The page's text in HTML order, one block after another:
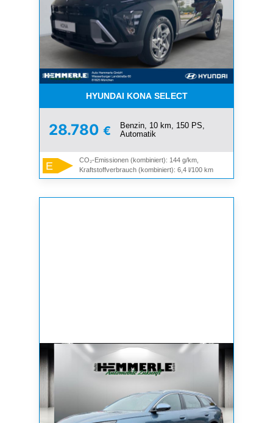
HYUNDAI KONA SELECT
28.780 €
Benzin, 10 km, 150 PS,
Automatik
E
CO₂-Emissionen (kombiniert): 144 g/km,
Kraftstoffverbrauch (kombiniert): 6,4 l/100 km